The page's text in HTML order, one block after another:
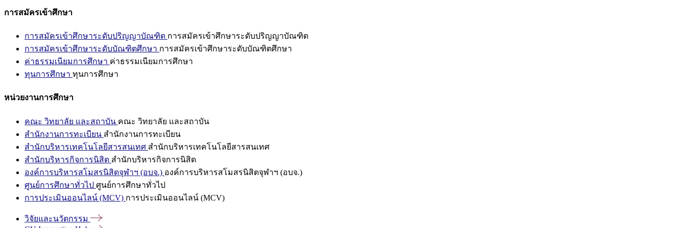
การสมัครเข้าศึกษา
การสมัครเข้าศึกษาระดับปริญญาบัณฑิต การสมัครเข้าศึกษาระดับปริญญาบัณฑิต
การสมัครเข้าศึกษาระดับบัณฑิตศึกษา การสมัครเข้าศึกษาระดับบัณฑิตศึกษา
ค่าธรรมเนียมการศึกษา ค่าธรรมเนียมการศึกษา
ทุนการศึกษา ทุนการศึกษา
หน่วยงานการศึกษา
คณะ วิทยาลัย และสถาบัน คณะ วิทยาลัย และสถาบัน
สำนักงานการทะเบียน สำนักงานการทะเบียน
สำนักบริหารเทคโนโลยีสารสนเทศ สำนักบริหารเทคโนโลยีสารสนเทศ
สำนักบริหารกิจการนิสิต สำนักบริหารกิจการนิสิต
องค์การบริหารสโมสรนิสิตจุฬาฯ (อบจ.) องค์การบริหารสโมสรนิสิตจุฬาฯ (อบจ.)
ศูนย์การศึกษาทั่วไป ศูนย์การศึกษาทั่วไป
การประเมินออนไลน์ (MCV) การประเมินออนไลน์ (MCV)
วิจัยและนวัตกรรม